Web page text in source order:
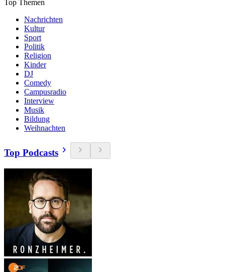
Top Themen
Nachrichten
Kultur
Sport
Politik
Religion
Kinder
DJ
Comedy
Campusradio
Interview
Musik
Bildung
Weihnachten
Top Podcasts